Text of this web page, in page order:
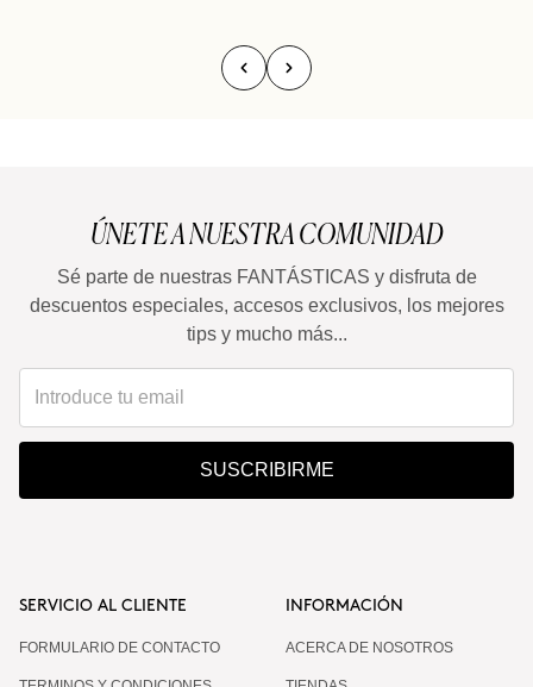
ÚNETE A NUESTRA COMUNIDAD
Sé parte de nuestras FANTÁSTICAS y disfruta de
descuentos especiales, accesos exclusivos, los mejores
tips y mucho más...
SUSCRIBIRME
SERVICIO AL CLIENTE
FORMULARIO DE CONTACTO
INFORMACIÓN
ACERCA DE NOSOTROS